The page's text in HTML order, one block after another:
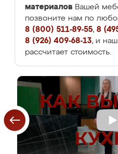
материалов Вашей
позвоните нам по
8 (800) 511-89-55, 8
8 (926) 409-68-13, и
рассчитает стоимость.